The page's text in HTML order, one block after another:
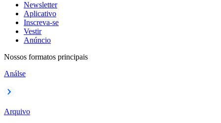
Newsletter
Aplicativo
Inscreva-se
Vestir
Anúncio
Nossos formatos principais
Análse
Arquivo